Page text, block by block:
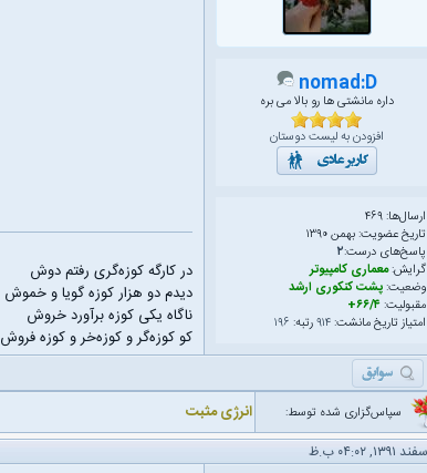
nomad:D
داره مانشتی ها رو بالا می بره
افزودن به لیست دوستان
ارسال‌ها: ۴۶۹
تاریخ عضویت: بهمن ۱۳۹۰
پاسخ‌های درست:۲
گرایش:معماری کامپیوتر
وضعیت:پشت کنکوری ارشد
مقبولیت:۶۶/۴+
امتیاز تاریخ مانشت:۹۱۴رتبه: ۱۹۶
در کارگه کوزه‌گری رفتم دوش
دیدم دو هزار کوزه گویا و خموش
ناگاه یکی کوزه برآورد خروش
کو کوزه‌گر و کوزه‌خر و کوزه فروش
سپاس‌گزاری شده توسط: انرژی مثبت